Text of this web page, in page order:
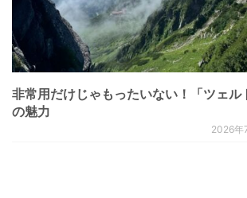
非常用だけじゃもったいない！「ツェル
の魅力
2026年